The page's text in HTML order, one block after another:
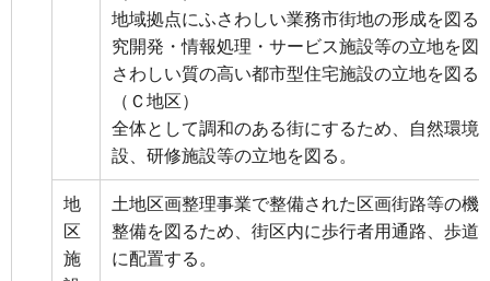
地域拠点にふさわしい業務市街地の形成を図る
究開発・情報処理・サービス施設等の立地を図
さわしい質の高い都市型住宅施設の立地を図る
（Ｃ地区）
全体として調和のある街にするため、自然環境
設、研修施設等の立地を図る。
地
区
施
土地区画整理事業で整備された区画街路等の機
整備を図るため、街区内に歩行者用通路、歩道
に配置する。